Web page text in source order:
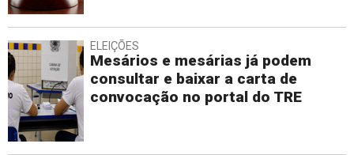
ELEIÇÕES
Mesários e mesárias já podem
consultar e baixar a carta de
convocação no portal do TRE